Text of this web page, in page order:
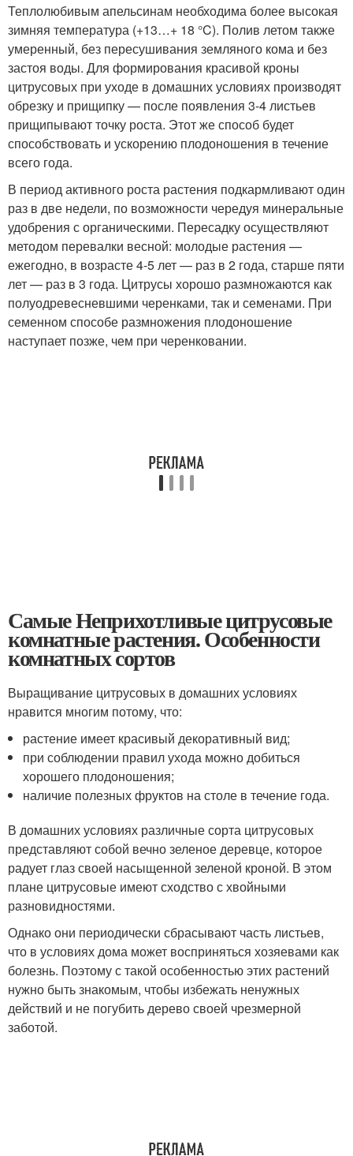
Теплолюбивым апельсинам необходима более высокая
зимняя температура (+13…+ 18 °C). Полив летом также
умеренный, без пересушивания земляного кома и без
застоя воды. Для формирования красивой кроны
цитрусовых при уходе в домашних условиях производят
обрезку и прищипку — после появления 3-4 листьев
прищипывают точку роста. Этот же способ будет
способствовать и ускорению плодоношения в течение
всего года.
В период активного роста растения подкармливают один
раз в две недели, по возможности чередуя минеральные
удобрения с органическими. Пересадку осуществляют
методом перевалки весной: молодые растения —
ежегодно, в возрасте 4-5 лет — раз в 2 года, старше пяти
лет — раз в 3 года. Цитрусы хорошо размножаются как
полуодревесневшими черенками, так и семенами. При
семенном способе размножения плодоношение
наступает позже, чем при черенковании.
Самые Неприхотливые цитрусовые
комнатные растения. Особенности
комнатных сортов
Выращивание цитрусовых в домашних условиях
нравится многим потому, что:
растение имеет красивый декоративный вид;
при соблюдении правил ухода можно добиться
хорошего плодоношения;
наличие полезных фруктов на столе в течение года.
В домашних условиях различные сорта цитрусовых
представляют собой вечно зеленое деревце, которое
радует глаз своей насыщенной зеленой кроной. В этом
плане цитрусовые имеют сходство с хвойными
разновидностями.
Однако они периодически сбрасывают часть листьев,
что в условиях дома может восприняться хозяевами как
болезнь. Поэтому с такой особенностью этих растений
нужно быть знакомым, чтобы избежать ненужных
действий и не погубить дерево своей чрезмерной
заботой.